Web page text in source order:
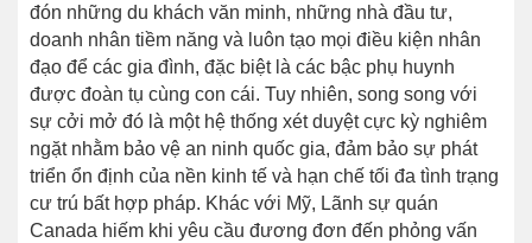
đón những du khách văn minh, những nhà đầu tư,
doanh nhân tiềm năng và luôn tạo mọi điều kiện nhân
đạo để các gia đình, đặc biệt là các bậc phụ huynh
được đoàn tụ cùng con cái. Tuy nhiên, song song với
sự cởi mở đó là một hệ thống xét duyệt cực kỳ nghiêm
ngặt nhằm bảo vệ an ninh quốc gia, đảm bảo sự phát
triển ổn định của nền kinh tế và hạn chế tối đa tình trạng
cư trú bất hợp pháp. Khác với Mỹ, Lãnh sự quán
Canada hiếm khi yêu cầu đương đơn đến phỏng vấn